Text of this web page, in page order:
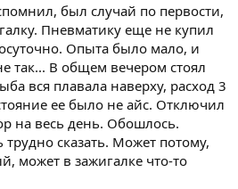
был случай по первости,
Пневматику еще не купил
Опыта было мало, и
так... В общем вечером стоял
вся плавала наверху, расход 3
ее было не айс. Отключил
на весь день. Обошлось.
сказать. Может потому,
может в зажигалке что-то